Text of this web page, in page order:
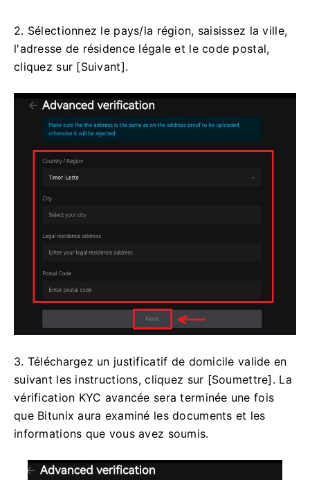
2. Sélectionnez le pays/la région, saisissez la ville,
l'adresse de résidence légale et le code postal,
cliquez sur [Suivant].
3. Téléchargez un justificatif de domicile valide en
suivant les instructions, cliquez sur [Soumettre]. La
vérification KYC avancée sera terminée une fois
que Bitunix aura examiné les documents et les
informations que vous avez soumis.